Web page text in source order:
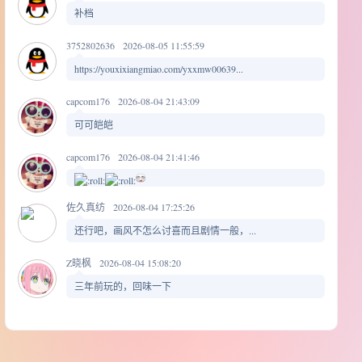
补档
3752802636
2026-08-05 11:55:59
https://youxixiangmiao.com/yxxmw00639...
capcom176
2026-08-04 21:43:09
可可皑皑
capcom176 2026-08-04 21:41:46
佐久真纺
2026-08-04 17:25:26
还行吧，画风不怎么讨喜而且剧情一般，...
Z晓枫
2026-08-04 15:08:20
三年前玩的，回味一下